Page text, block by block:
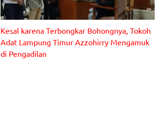
tengah), dan Abdul Hamid (berdiri baju putih) saat
mengangkat sumpah di PN Sukadana (Senin, 30 Mei
2022)
Kesal karena Terbongkar Bohongnya, Tokoh
Adat Lampung Timur Azzohirry Mengamuk
di Pengadilan